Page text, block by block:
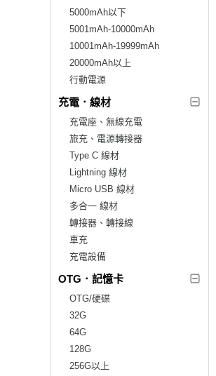
5000mAh以下
5001mAh-10000mAh
10001mAh-19999mAh
20000mAh以上
行動電源
充電．線材
充電座、無線充電
旅充、電源轉接器
Type C 線材
Lightning 線材
Micro USB 線材
多合一 線材
轉接器、轉接線
車充
充電設備
OTG．記憶卡
OTG/硬碟
32G
64G
128G
256G以上